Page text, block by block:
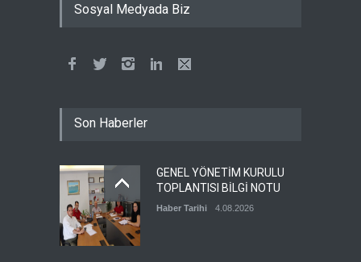
Sosyal Medyada Biz
Son Haberler
GENEL YÖNETİM KURULU
TOPLANTISI BİLGİ NOTU
Haber Tarihi 4.08.2026